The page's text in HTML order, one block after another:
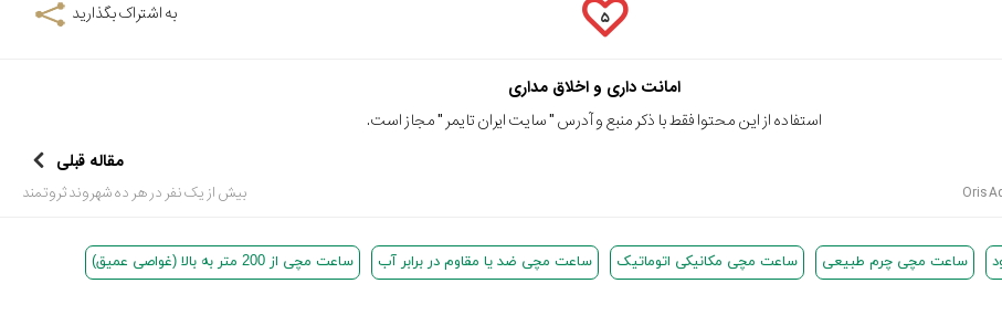
۵ به اشتراک بگذارید
امانت داری و اخلاق مداری
استفاده از این محتوا فقط با ذکر منبع و آدرس "سایت ایران تایمر " مجاز است.
مقاله قبلی
بیش از یک نفر در هر ده شهروند ثروتمند
ساعت مچی چرم طبیعی ساعت مچی مکانیکی اتوماتیک ساعت مچی ضد یا مقاوم در برابر آب ساعت مچی از 200 متر به بالا (غواصی عمیق)